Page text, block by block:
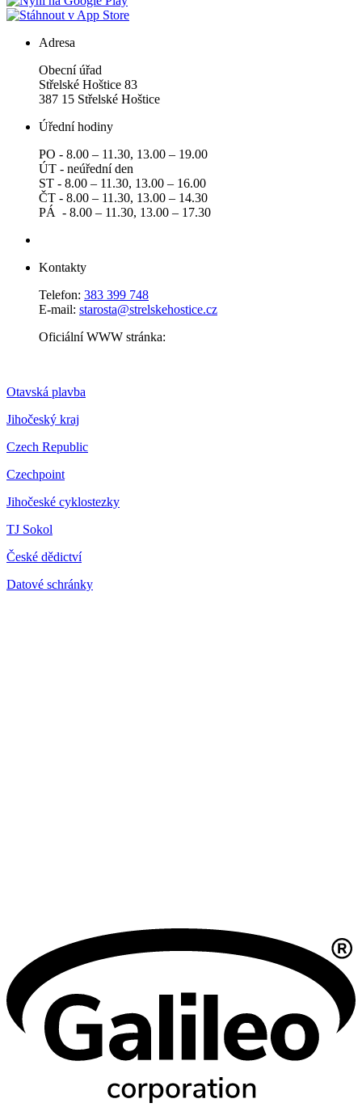
Adresa
Obecní úřad
Střelské Hoštice 83
387 15 Střelské Hoštice
Úřední hodiny
PO - 8.00 – 11.30, 13.00 – 19.00
ÚT - neúřední den
ST - 8.00 – 11.30, 13.00 – 16.00
ČT - 8.00 – 11.30, 13.00 – 14.30
PÁ - 8.00 – 11.30, 13.00 – 17.30
Kontakty
Telefon: 383 399 748
E-mail: starosta@strelskehostice.cz
Oficiální WWW stránka:
Otavská plavba
Jihočeský kraj
Czech Republic
Czechpoint
Jihočeské cyklostezky
TJ Sokol
České dědictví
Datové schránky